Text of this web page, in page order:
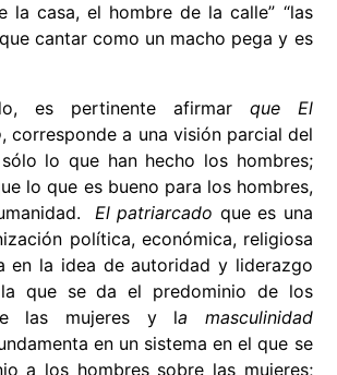
la casa, el hombre de la calle” “las
cantar como un macho pega y es
es pertinente afirmarque El
, corresponde a una visión parcial del
lo que han hecho los hombres;
lo que es bueno para los hombres,
El patriarcado que es una
política, económica, religiosa
en la idea de autoridad y liderazgo
que se da el predominio de los
las mujeres y la masculinidad
en un sistema en el que se
a los hombres sobre las muje­res;